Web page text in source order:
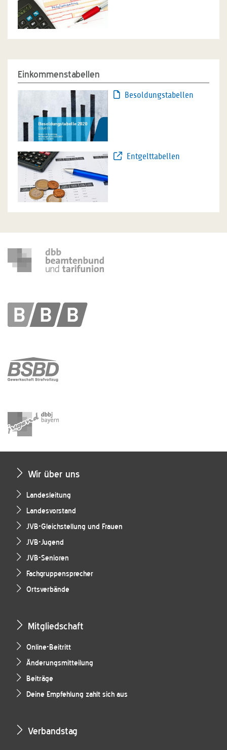
Einkommenstabellen
Besoldungstabellen
Entgelttabellen
Wir über uns
Landesleitung
Landesvorstand
JVB-Gleichstellung und Frauen
JVB-Jugend
JVB-Senioren
Fachgruppensprecher
Ortsverbände
Mitgliedschaft
Online-Beitritt
Änderungsmitteilung
Beiträge
Deine Empfehlung zahlt sich aus
Verbandstag